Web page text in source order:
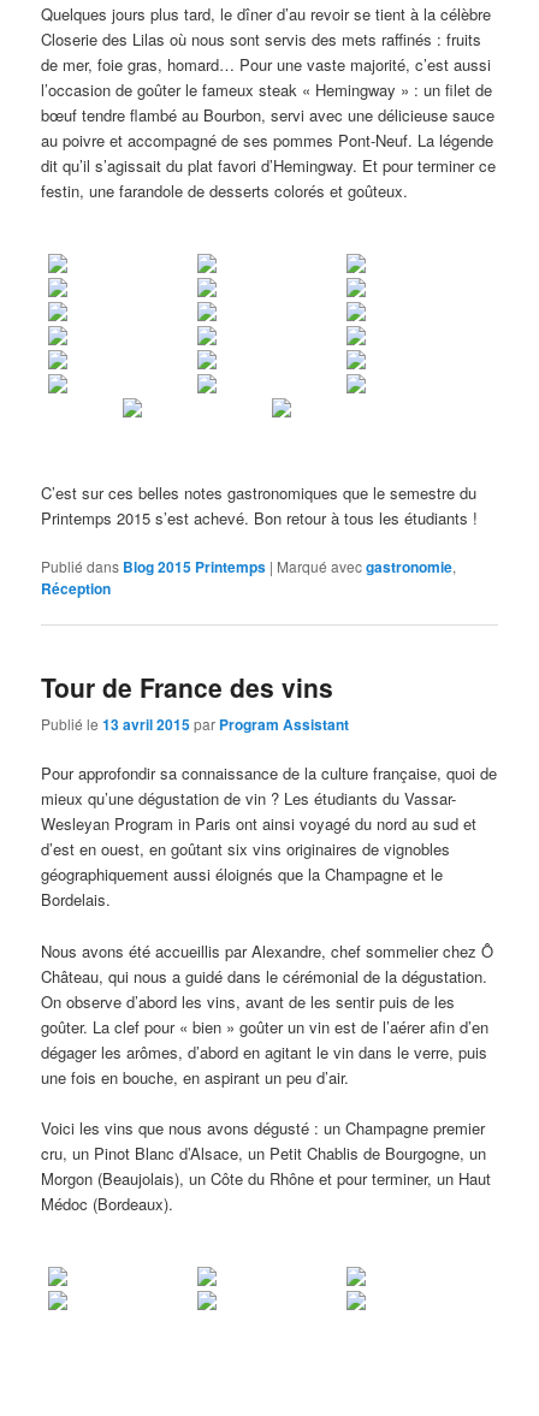
Quelques jours plus tard, le dîner d’au revoir se tient à la célèbre
Closerie des Lilas où nous sont servis des mets raffinés : fruits
de mer, foie gras, homard… Pour une vaste majorité, c’est aussi
l’occasion de goûter le fameux steak « Hemingway » : un filet de
bœuf tendre flambé au Bourbon, servi avec une délicieuse sauce
au poivre et accompagné de ses pommes Pont-Neuf. La légende
dit qu’il s’agissait du plat favori d’Hemingway. Et pour terminer ce
festin, une farandole de desserts colorés et goûteux.
C’est sur ces belles notes gastronomiques que le semestre du
Printemps 2015 s’est achevé. Bon retour à tous les étudiants !
Publié dans Blog 2015 Printemps | Marqué avecgastronomie,
Réception
Tour de France des vins
Publié le13 avril 2015par Program Assistant
Pour approfondir sa connaissance de la culture française, quoi de
mieux qu’une dégustation de vin ? Les étudiants du Vassar-
Wesleyan Program in Paris ont ainsi voyagé du nord au sud et
d’est en ouest, en goûtant six vins originaires de vignobles
géographiquement aussi éloignés que la Champagne et le
Bordelais.
Nous avons été accueillis par Alexandre, chef sommelier chez Ô
Château, qui nous a guidé dans le cérémonial de la dégustation.
On observe d’abord les vins, avant de les sentir puis de les
goûter. La clef pour « bien » goûter un vin est de l’aérer afin d’en
dégager les arômes, d’abord en agitant le vin dans le verre, puis
une fois en bouche, en aspirant un peu d’air.
Voici les vins que nous avons dégusté : un Champagne premier
cru, un Pinot Blanc d’Alsace, un Petit Chablis de Bourgogne, un
Morgon (Beaujolais), un Côte du Rhône et pour terminer, un Haut
Médoc (Bordeaux).